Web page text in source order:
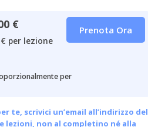
€
per lezione
Prenota Ora
per
te, scrivici un’email all’indirizzo del
lezioni, non al completino né alla